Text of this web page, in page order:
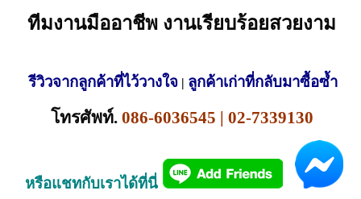
ทีมงานมืออาชีพ งานเรียบร้อยสวยงาม
รีวิวจากลูกค้าที่ไว้วางใจ| ลูกค้าเก่าที่กลับมาซื้อซ้ำ
โทรศัพท์. 086-6036545 | 02-7339130
หรือแชทกับเราได้ที่นี่